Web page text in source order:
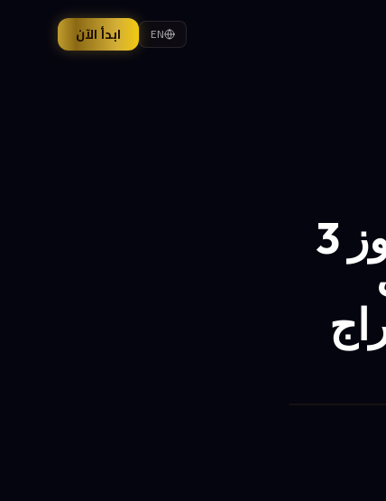
EN ابدأ الآن
الاكتتابات التقنية في الصين تتجاوز 3